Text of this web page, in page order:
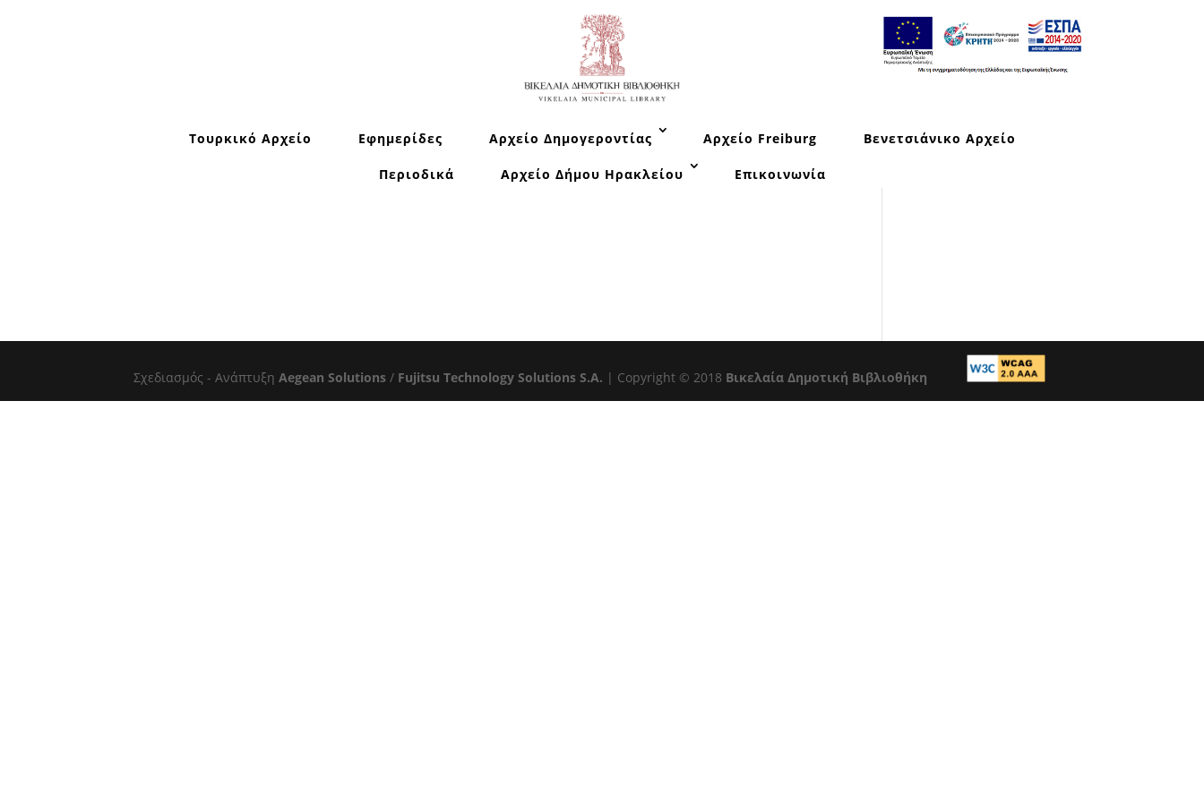
Τουρκικό Αρχείο Εφημερίδες Αρχείο Δημογεροντίας Αρχείο Freiburg Βενετσιάνικο Αρχείο
Περιοδικά Αρχείο Δήμου Ηρακλείου Επικοινωνία
Σχεδιασμός - ΑνάπτυξηAegean Solutions / Fujitsu Technology Solutions S.A. | Copyright © 2018 Βικελαία Δημοτική Βιβλιοθήκη